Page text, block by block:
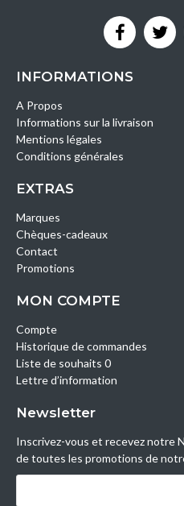
INFORMATIONS
A Propos
Informations sur la livraison
Mentions légales
Conditions générales
EXTRAS
Marques
Chèques-cadeaux
Contact
Promotions
MON COMPTE
Compte
Historique de commandes
Liste de souhaits 0
Lettre d’information
Newsletter
Inscrivez-vous et recevez notre
de toutes les promotions de